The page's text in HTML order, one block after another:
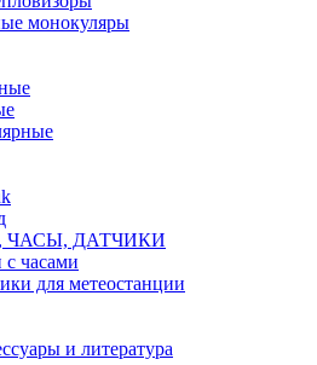
монокуляры
ДАТЧИКИ
часами
для метеостанции
и литература